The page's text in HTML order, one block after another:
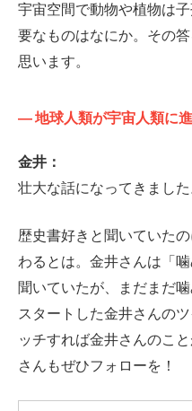
宇宙空間で動物や植物は
要なものはなにか。その
思います。
—地球人類が宇宙人類に
金井：
壮大な話になってきました
歴史書好きと聞いていた
わるとは。金井さんは「
聞いていたが、まだまだ
スタートした金井さんの
ッチすれば金井さんのこ
さんもぜひフォローを！